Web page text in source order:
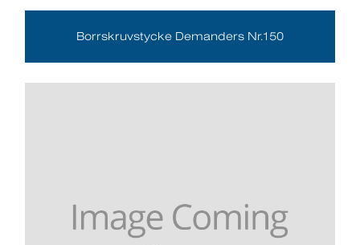
Borrskruvstycke Demanders Nr.150